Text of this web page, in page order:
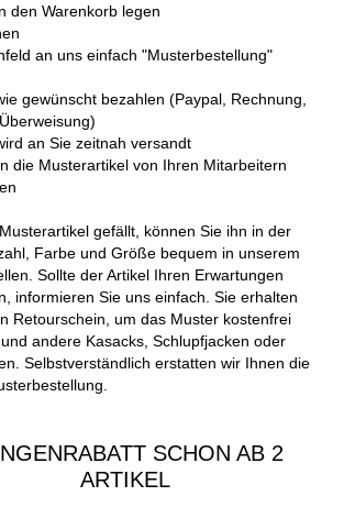
den Warenkorb legen
an uns einfach "Musterbestellung"
gewünscht bezahlen (Paypal, Rechnung,
an Sie zeitnah versandt
die Musterartikel von Ihren Mitarbeitern
gefällt, können Sie ihn in der
Farbe und Größe bequem in unserem
Sollte der Artikel Ihren Erwartungen
informieren Sie uns einfach. Sie erhalten
Retourschein, um das Muster kostenfrei
andere Kasacks, Schlupfjacken oder
Selbstverständlich erstatten wir Ihnen die
SCHON AB 2
ARTIKEL